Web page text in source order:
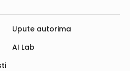
Upute autorima
AI Lab